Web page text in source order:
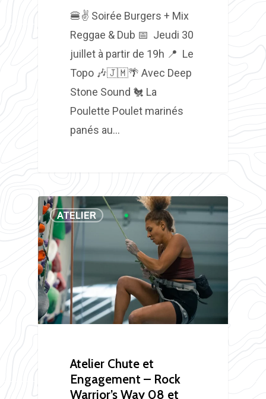
🍔✌️ Soirée Burgers + Mix
Reggae & Dub 📅 Jeudi 30
juillet à partir de 19h 📍 Le
Topo 🎶🇯🇲🌴 Avec Deep
Stone Sound 🐔 La
Poulette Poulet marinés
panés au…
ATELIER
Atelier Chute et
Engagement – Rock
Warrior’s Way 08 et